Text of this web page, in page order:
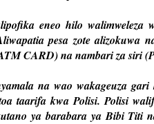
eneo hilo walimweleza
pesa zote alizokuwa
CARD) na nambari za siri
na wao wakageuza
taarifa kwa Polisi. Polisi
ya barabara ya Bibi Titi